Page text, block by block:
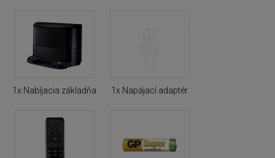
1x Nabíjacia základňa 1x Napájací adaptér